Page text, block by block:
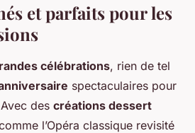
et parfaits pour les
célébrations, rien de tel
spectaculaires pour
des créations dessert
l’Opéra classique revisité